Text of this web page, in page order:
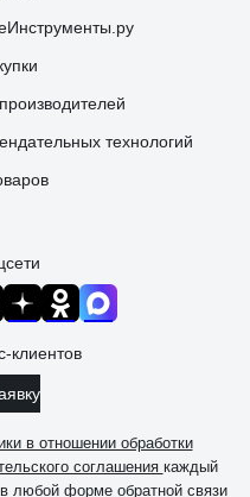
технологий
клиентов
в отношении обработки
соглашения каждый
любой форме обратной связи